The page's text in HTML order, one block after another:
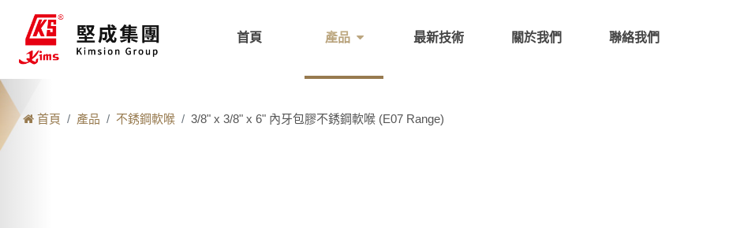
首頁 產品 最新技術 關於我們
聯絡我們
首頁 產品 不銹鋼軟喉 3/8" x 3/8" x 6" 內牙包膠不銹鋼軟喉 (E07 Range)